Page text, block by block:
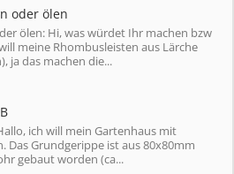
oder ölen
ölen: Hi, was würdet Ihr machen bzw
meine Rhombusleisten aus Lärche
ja das machen die...
ich will mein Gartenhaus mit
Das Grundgerippe ist aus 80x80mm
gebaut worden (ca...